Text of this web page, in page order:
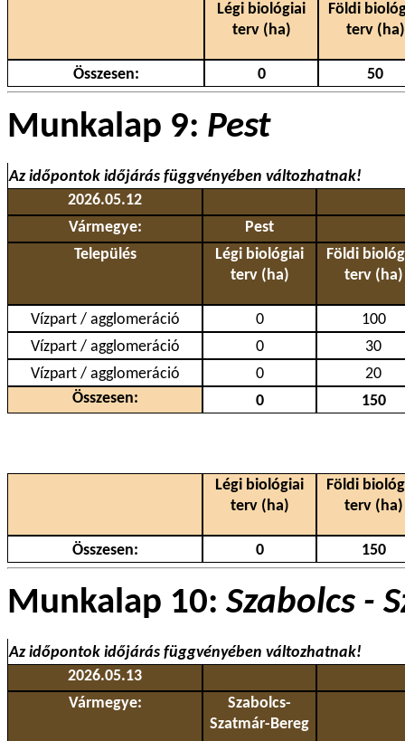
Légi biológiai
terv (ha)
Földi
terv (ha)
Összesen: 0 50
Munkalap 9: Pest
Az időpontok időjárás függvényében változhatnak!
2026.05.12
Vármegye:
Pest
Település
Légi biológiai
terv (ha)
Földi
terv (ha)
Vízpart / agglomeráció 0
100
Vízpart / agglomeráció
0
30
Vízpart / agglomeráció
0
20
Összesen:
0 150
Légi biológiai
terv (ha)
Földi
terv (ha)
Összesen: 0 150
Munkalap 10: Szabolcs -
Az időpontok időjárás függvényében változhatnak!
2026.05.13
Vármegye:
Szabolcs-
Szatmár-Bereg